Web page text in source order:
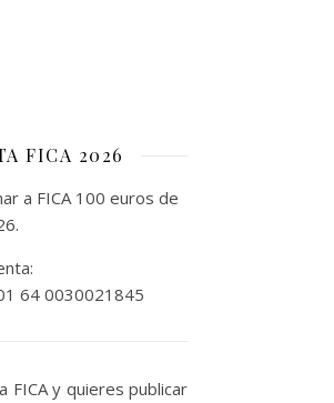
FICA 2026
a FICA 100 euros de
64 0030021845
FICA y quieres publicar